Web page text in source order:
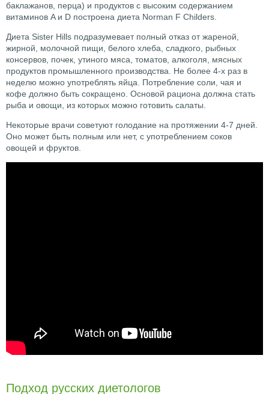
баклажанов, перца) и продуктов с высоким содержанием
витаминов A и D построена диета Norman F Childers.
Диета Sister Hills подразумевает полный отказ от жареной,
жирной, молочной пищи, белого хлеба, сладкого, рыбных
консервов, почек, утиного мяса, томатов, алкоголя, мясных
продуктов промышленного производства. Не более 4-х раз в
неделю можно употреблять яйца. Потребление соли, чая и
кофе должно быть сокращено. Основой рациона должна стать
рыба и овощи, из которых можно готовить салаты.
Некоторые врачи советуют голодание на протяжении 4-7 дней.
Оно может быть полным или нет, с употреблением соков
овощей и фруктов.
Подход русских диетологов